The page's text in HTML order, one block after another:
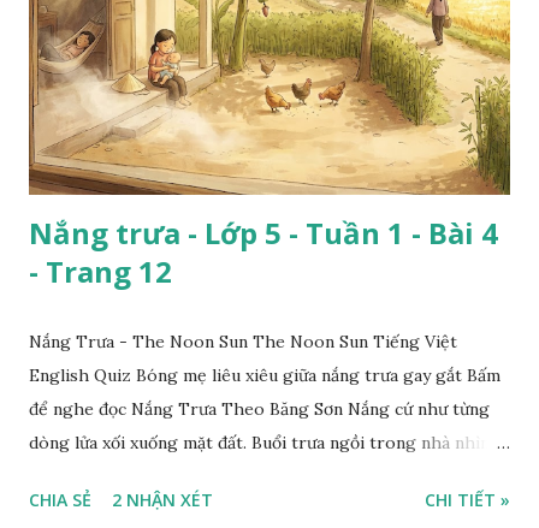
Nắng trưa - Lớp 5 - Tuần 1 - Bài 4
- Trang 12
Nắng Trưa - The Noon Sun The Noon Sun Tiếng Việt
English Quiz Bóng mẹ liêu xiêu giữa nắng trưa gay gắt Bấm
để nghe đọc Nắng Trưa Theo Băng Sơn Nắng cứ như từng
dòng lửa xối xuống mặt đất. Buổi trưa ngồi trong nhà nhìn
CHIA SẺ 2 NHẬN XÉT CHI TIẾT »